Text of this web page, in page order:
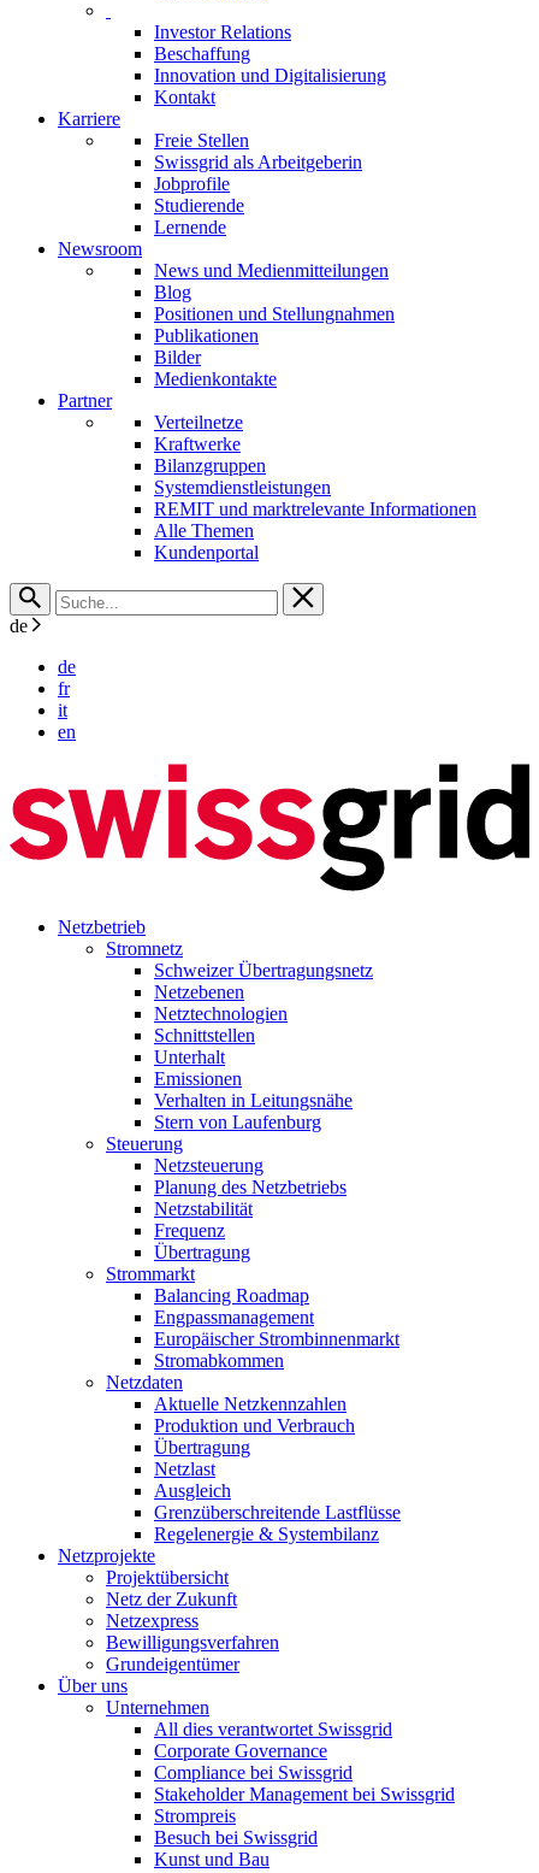
Investor Relations
Beschaffung
Innovation und Digitalisierung
Kontakt
Karriere
Freie Stellen
Swissgrid als Arbeitgeberin
Jobprofile
Studierende
Lernende
Newsroom
News und Medienmitteilungen
Blog
Positionen und Stellungnahmen
Publikationen
Bilder
Medienkontakte
Partner
Verteilnetze
Kraftwerke
Bilanzgruppen
Systemdienstleistungen
REMIT und marktrelevante Informationen
Alle Themen
Kundenportal
de
de
fr
it
en
Netzbetrieb
Stromnetz
Schweizer Übertragungsnetz
Netzebenen
Netztechnologien
Schnittstellen
Unterhalt
Emissionen
Verhalten in Leitungsnähe
Stern von Laufenburg
Steuerung
Netzsteuerung
Planung des Netzbetriebs
Netzstabilität
Frequenz
Übertragung
Strommarkt
Balancing Roadmap
Engpassmanagement
Europäischer Strombinnenmarkt
Stromabkommen
Netzdaten
Aktuelle Netzkennzahlen
Produktion und Verbrauch
Übertragung
Netzlast
Ausgleich
Grenzüberschreitende Lastflüsse
Regelenergie & Systembilanz
Netzprojekte
Projektübersicht
Netz der Zukunft
Netzexpress
Bewilligungsverfahren
Grundeigentümer
Über uns
Unternehmen
All dies verantwortet Swissgrid
Corporate Governance
Compliance bei Swissgrid
Stakeholder Management bei Swissgrid
Strompreis
Besuch bei Swissgrid
Kunst und Bau